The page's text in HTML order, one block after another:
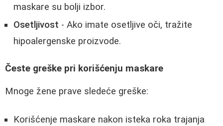
maskare su bolji izbor.
Osetljivost - Ako imate osetljive oči, tražite
hipoalergenske proizvode.
Česte greške pri korišćenju maskare
Mnoge žene prave sledeće greške:
Korišćenje maskare nakon isteka roka trajanja